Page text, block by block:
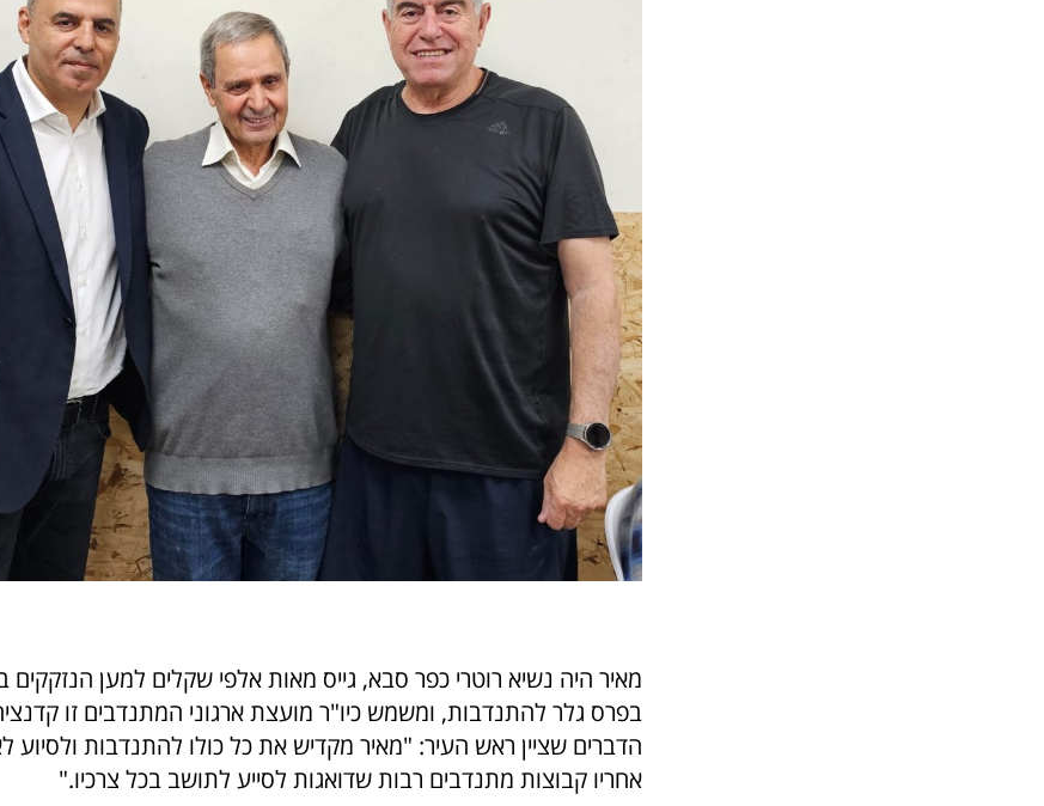
מאיר היה נשיא רוטרי כפר סבא, גייס מאות אלפי שקלים למען
בפרס גלר להתנדבות, ומשמש כיו"ר מועצת ארגוני המתנדבים זו
הדברים שציין ראש העיר: "מאיר מקדיש את כל כולו להתנדבות ולסיוע
אחריו קבוצות מתנדבים רבות שדואגות לסייע לתושב בכל צרכיו."